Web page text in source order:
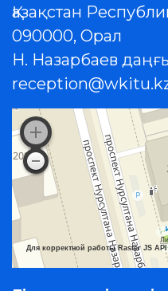
Қазақстан
090000, Орал
Н. Назарбаев
Для корректной работы Raster JS